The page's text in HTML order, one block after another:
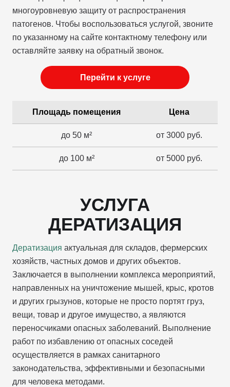
многоуровневую защиту от распространения
патогенов. Чтобы воспользоваться услугой, звоните
по указанному на сайте контактному телефону или
оставляйте заявку на обратный звонок.
Перейти к услуге
Площадь помещения Цена
до 50 м² от 3000 руб.
до 100 м² от 5000 руб.
УСЛУГА
ДЕРАТИЗАЦИЯ
Дератизация актуальная для складов, фермерских
хозяйств, частных домов и других объектов.
Заключается в выполнении комплекса мероприятий,
направленных на уничтожение мышей, крыс, кротов
и других грызунов, которые не просто портят груз,
вещи, товар и другое имущество, а являются
переносчиками опасных заболеваний. Выполнение
работ по избавлению от опасных соседей
осуществляется в рамках санитарного
законодательства, эффективными и безопасными
для человека методами.